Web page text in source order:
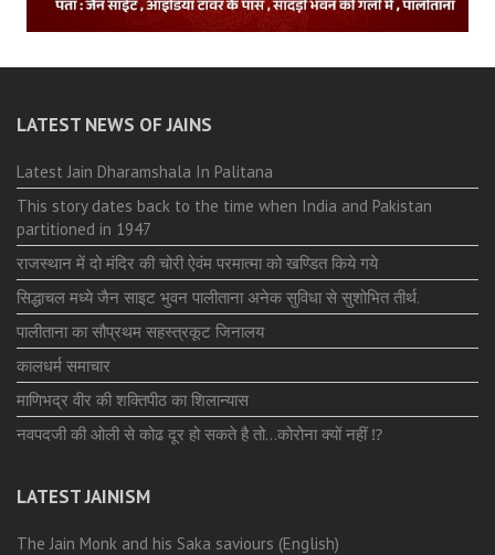
LATEST NEWS OF JAINS
Latest Jain Dharamshala In Palitana
This story dates back to the time when India and Pakistan
partitioned in 1947
राजस्थान में दो मंदिर की चोरी ऐवंम परमात्मा को खण्डित किये गये
सिद्धाचल मध्ये जैन साइट भुवन पालीताना अनेक सुविधा से सुशोभित तीर्थ.
पालीताना का सौप्रथम सहस्त्रकूट जिनालय
कालधर्म समाचार
माणिभद्र वीर की शक्तिपीठ का शिलान्यास
नवपदजी की ओली से कोढ दूर हो सकते है तो…कोरोना क्यों नहीं ⁉️
LATEST JAINISM
The Jain Monk and his Saka saviours (English)